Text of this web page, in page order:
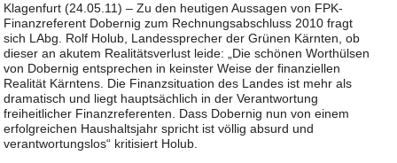
Klagenfurt (24.05.11) – Zu den heutigen Aussagen von FPK-
Finanzreferent Dobernig zum Rechnungsabschluss 2010 fragt
sich LAbg. Rolf Holub, Landessprecher der Grünen Kärnten, ob
dieser an akutem Realitätsverlust leide: „Die schönen Worthülsen
von Dobernig entsprechen in keinster Weise der finanziellen
Realität Kärntens. Die Finanzsituation des Landes ist mehr als
dramatisch und liegt hauptsächlich in der Verantwortung
freiheitlicher Finanzreferenten. Dass Dobernig nun von einem
erfolgreichen Haushaltsjahr spricht ist völlig absurd und
verantwortungslos“ kritisiert Holub.